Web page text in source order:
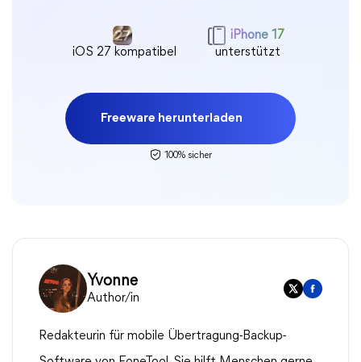
iOS 27 kompatibel
iPhone 17
unterstützt
Freeware herunterladen
100% sicher
Yvonne
Author/in
Redakteurin für mobile Übertragung-Backup-